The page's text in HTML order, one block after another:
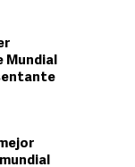
Mundial